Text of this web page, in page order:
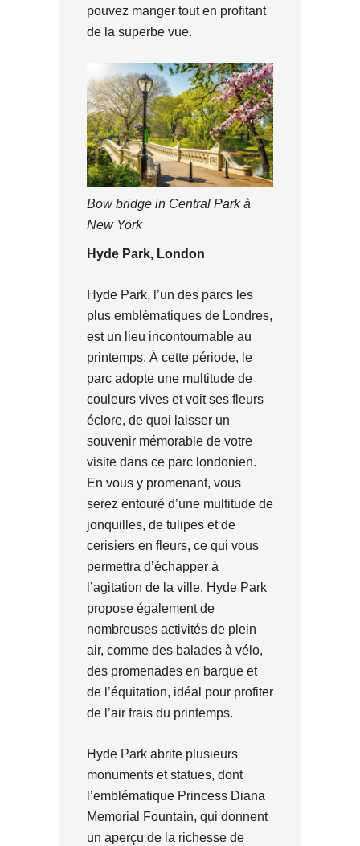
pouvez manger tout en profitant
de la superbe vue.
Bow bridge in Central Park à
New York
Hyde Park, London
Hyde Park, l’un des parcs les
plus emblématiques de Londres,
est un lieu incontournable au
printemps. À cette période, le
parc adopte une multitude de
couleurs vives et voit ses fleurs
éclore, de quoi laisser un
souvenir mémorable de votre
visite dans ce parc londonien.
En vous y promenant, vous
serez entouré d’une multitude de
jonquilles, de tulipes et de
cerisiers en fleurs, ce qui vous
permettra d’échapper à
l’agitation de la ville. Hyde Park
propose également de
nombreuses activités de plein
air, comme des balades à vélo,
des promenades en barque et
de l’équitation, idéal pour profiter
de l’air frais du printemps.
Hyde Park abrite plusieurs
monuments et statues, dont
l’emblématique Princess Diana
Memorial Fountain, qui donnent
un aperçu de la richesse de